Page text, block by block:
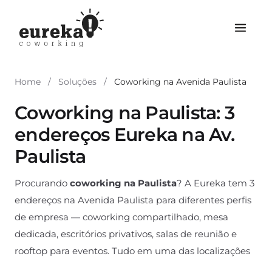
Home / Soluções / Coworking na Avenida Paulista
Coworking na Paulista: 3
endereços Eureka na Av.
Paulista
Procurando coworking na Paulista? A Eureka tem 3
endereços na Avenida Paulista para diferentes perfis
de empresa — coworking compartilhado, mesa
dedicada, escritórios privativos, salas de reunião e
rooftop para eventos. Tudo em uma das localizações